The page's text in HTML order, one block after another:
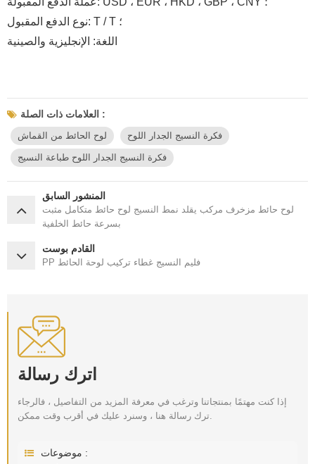
نوع الدفع المقبول: T / T ؛
اللغة: الإنجليزية والصينية
العلامات ذات الصلة :
لوح الحائط من القماش فكرة النسيج الجدار اللوح
فكرة النسيج الجدار اللوح طباعة النسيج
المنشور السابق
لوح حائط مزخرف مركب يقلد نمط النسيج لوح حائط متكامل مثبت
بسرعة حائط الخلفية
القادم بوست
PP فليم النسيج غطاء تركيب لوحة الحائط
اترك رسالة
إذا كنت مهتمًا بمنتجاتنا وترغب في معرفة المزيد من التفاصيل ، فالرجاء
ترك رسالة هنا ، وسنرد عليك في أقرب وقت ممكن.
موضوعات :